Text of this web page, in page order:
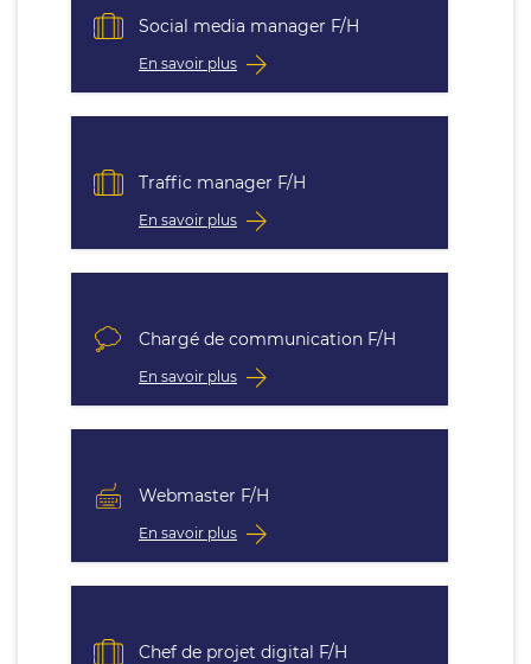
Social media manager F/H
En savoir plus
Traffic manager F/H
En savoir plus
Chargé de communication F/H
En savoir plus
Webmaster F/H
En savoir plus
Chef de projet digital F/H